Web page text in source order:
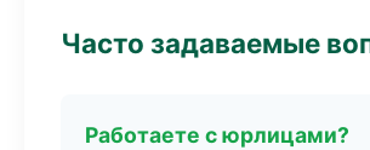
Часто задаваемые
Работаете с юрлицами?